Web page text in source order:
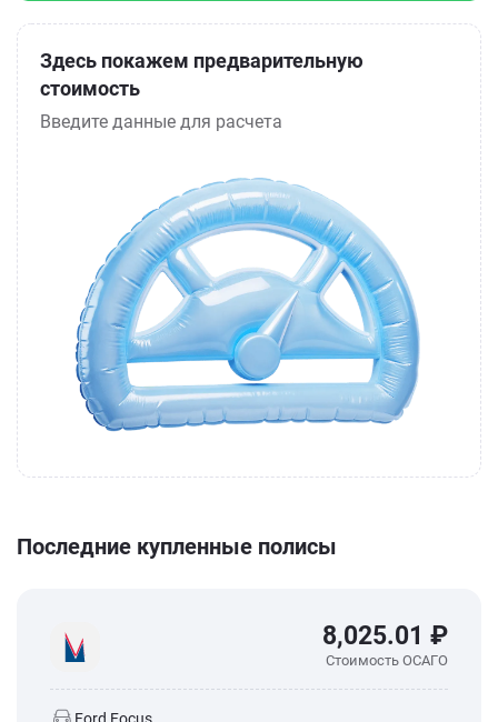
Здесь покажем предварительную
стоимость
Введите данные для расчета
Последние купленные полисы
8,025.01 ₽
Стоимость ОСАГО
Ford Focus